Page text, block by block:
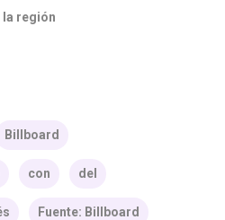
región
Billboard
con del
Fuente: Billboard